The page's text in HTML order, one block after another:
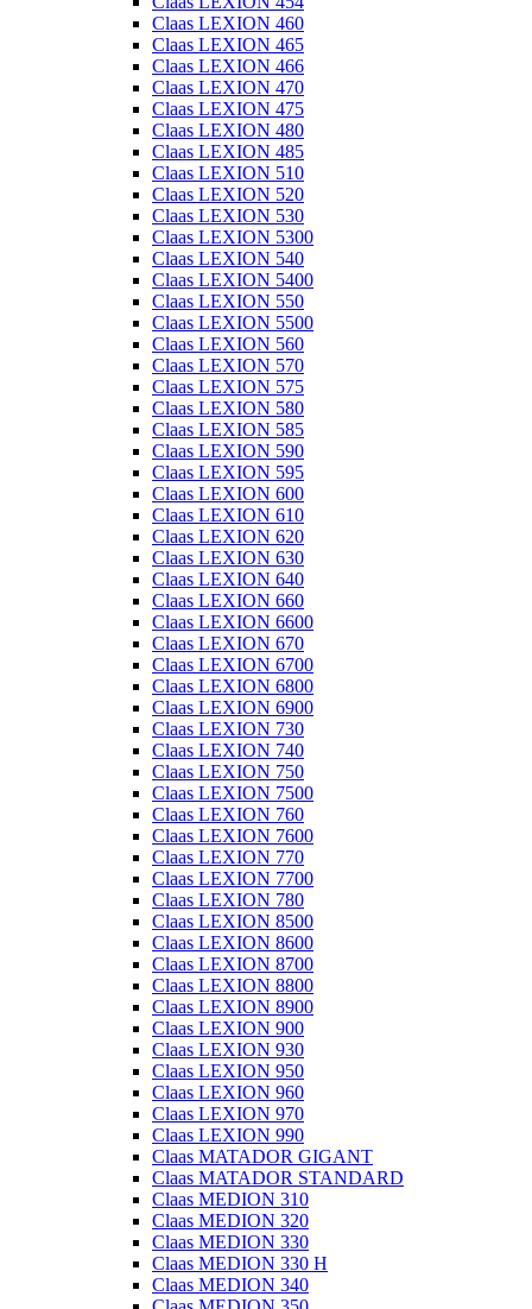
Claas LEXION 460
Claas LEXION 465
Claas LEXION 466
Claas LEXION 470
Claas LEXION 475
Claas LEXION 480
Claas LEXION 485
Claas LEXION 510
Claas LEXION 520
Claas LEXION 530
Claas LEXION 5300
Claas LEXION 540
Claas LEXION 5400
Claas LEXION 550
Claas LEXION 5500
Claas LEXION 560
Claas LEXION 570
Claas LEXION 575
Claas LEXION 580
Claas LEXION 585
Claas LEXION 590
Claas LEXION 595
Claas LEXION 600
Claas LEXION 610
Claas LEXION 620
Claas LEXION 630
Claas LEXION 640
Claas LEXION 660
Claas LEXION 6600
Claas LEXION 670
Claas LEXION 6700
Claas LEXION 6800
Claas LEXION 6900
Claas LEXION 730
Claas LEXION 740
Claas LEXION 750
Claas LEXION 7500
Claas LEXION 760
Claas LEXION 7600
Claas LEXION 770
Claas LEXION 7700
Claas LEXION 780
Claas LEXION 8500
Claas LEXION 8600
Claas LEXION 8700
Claas LEXION 8800
Claas LEXION 8900
Claas LEXION 900
Claas LEXION 930
Claas LEXION 950
Claas LEXION 960
Claas LEXION 970
Claas LEXION 990
Claas MATADOR GIGANT
Claas MATADOR STANDARD
Claas MEDION 310
Claas MEDION 320
Claas MEDION 330
Claas MEDION 330 H
Claas MEDION 340